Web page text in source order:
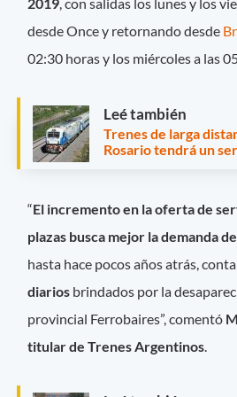
2019, con salidas los lunes y los
desde Once y retornando desde
02:30 horas y los miércoles a las
Leé también
Trenes de larga
Rosario tendrá un
“El incremento en la ofertade
plazas busca mejor la demanda
hasta hace pocos años atrás,
diarios brindados por la
provincial Ferrobaires”, comentó
titular de Trenes Argentinos